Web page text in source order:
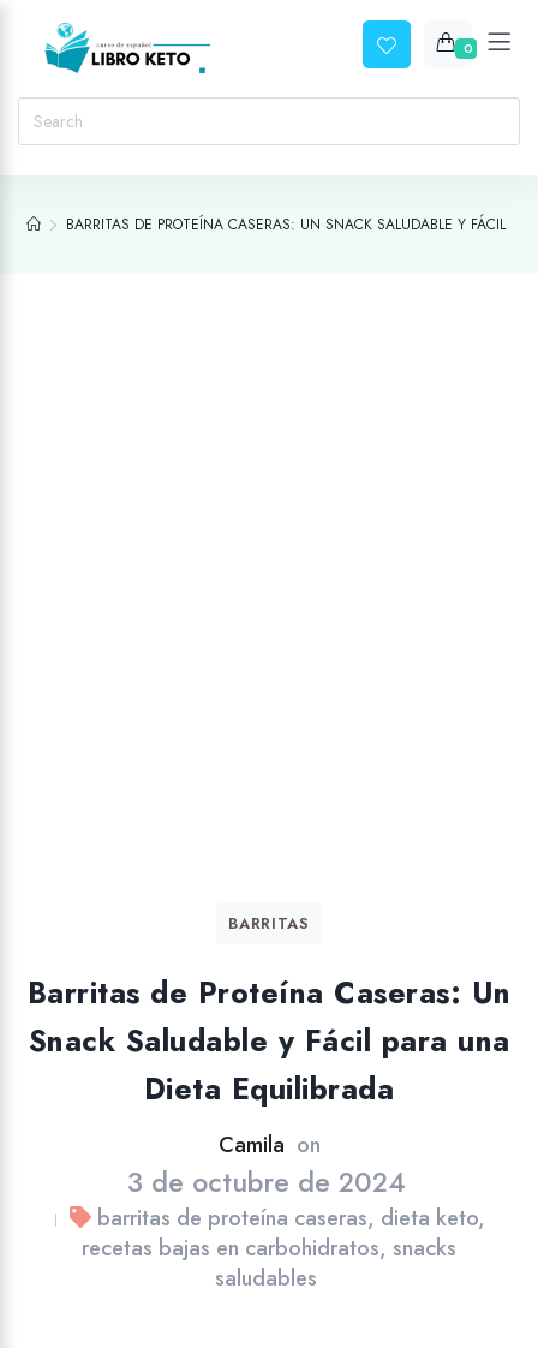
0
BARRITAS DE PROTEÍNA CASERAS: UN SNACK SALUDABLE Y FÁCIL
BARRITAS
Barritas de Proteína Caseras: Un
Snack Saludable y Fácil para una
Dieta Equilibrada
Camila on
3 de octubre de 2024
| barritas de proteína caseras, dieta keto,
recetas bajas en carbohidratos, snacks
saludables